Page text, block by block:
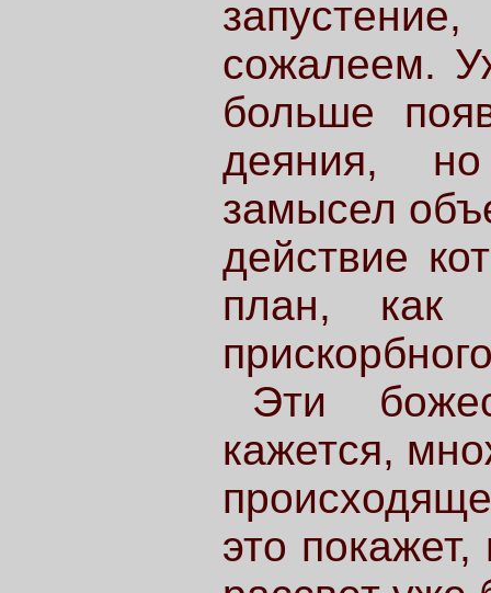
сожалеем.
больше
деяния,
замысел
действие
план, как
Эти
кажется,
это